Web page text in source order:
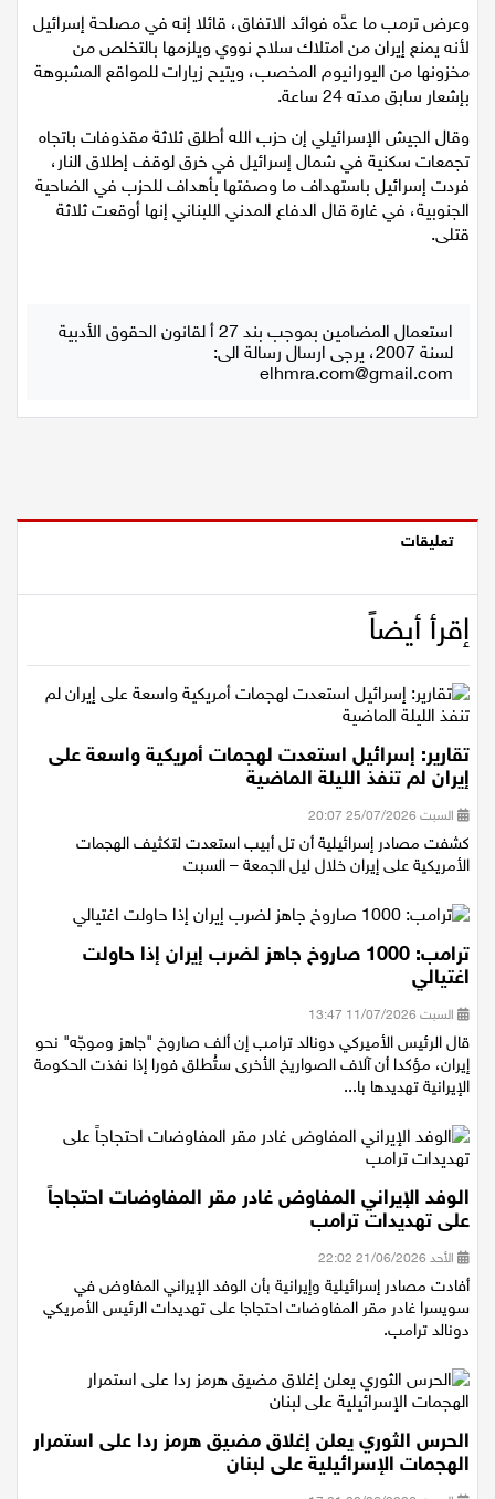
وعرض ترمب ما عدَّه فوائد الاتفاق، قائلا إنه في مصلحة إسرائيل
لأنه يمنع إيران من امتلاك سلاح نووي ويلزمها بالتخلص من
مخزونها من اليورانيوم المخصب، ويتيح زيارات للمواقع المشبوهة
بإشعار سابق مدته 24 ساعة.
وقال الجيش الإسرائيلي إن حزب الله أطلق ثلاثة مقذوفات باتجاه
تجمعات سكنية في شمال إسرائيل في خرق لوقف إطلاق النار‏،
فردت إسرائيل باستهداف ما وصفتها بأهداف للحزب في الضاحية
الجنوبية، في غارة قال الدفاع المدني اللبناني إنها أوقعت ثلاثة
قتلى.
استعمال المضامين بموجب بند 27 أ لقانون الحقوق الأدبية
لسنة 2007، يرجى ارسال رسالة الى:
elhmra.com@gmail.com
تعليقات
إقرأ أيضاً
تقارير: إسرائيل استعدت لهجمات أمريكية واسعة على
إيران لم تنفذ الليلة الماضية
السبت 25/07/2026 20:07
كشفت مصادر إسرائيلية أن تل أبيب استعدت لتكثيف الهجمات
الأمريكية على إيران خلال ليل الجمعة – السبت
ترامب: 1000 صاروخ جاهز لضرب إيران إذا حاولت
اغتيالي
السبت 11/07/2026 13:47
قال الرئيس الأميركي دونالد ترامب إن ألف صاروخ "جاهز وموجّه" نحو
إيران، مؤكدا أن آلاف الصواريخ الأخرى ستُطلق فورا إذا نفذت الحكومة
الإيرانية تهديدها با...
الوفد الإيراني المفاوض غادر مقر المفاوضات احتجاجاً
على تهديدات ترامب
الأحد 21/06/2026 22:02
أفادت مصادر إسرائيلية وإيرانية بأن الوفد الإيراني المفاوض في
سويسرا غادر مقر المفاوضات احتجاجا على تهديدات الرئيس الأمريكي
دونالد ترامب.
الحرس الثوري يعلن إغلاق مضيق هرمز ردا على استمرار
الهجمات الإسرائيلية على لبنان